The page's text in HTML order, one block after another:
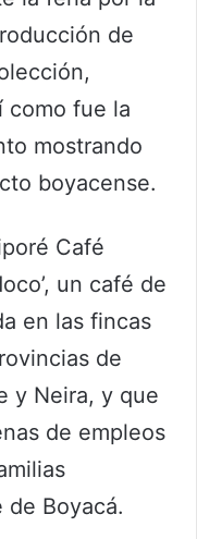
de
como fue la
mostrando
boyacense.
Café
un café de
en las fincas
de
y Neira, y que
de empleos
de Boyacá.